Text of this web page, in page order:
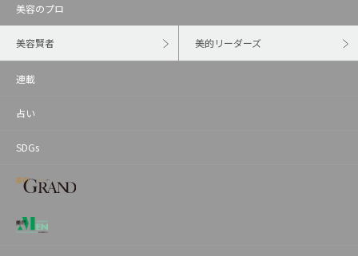
美容のプロ
美容賢者 美的リーダーズ
連載
占い
SDGs